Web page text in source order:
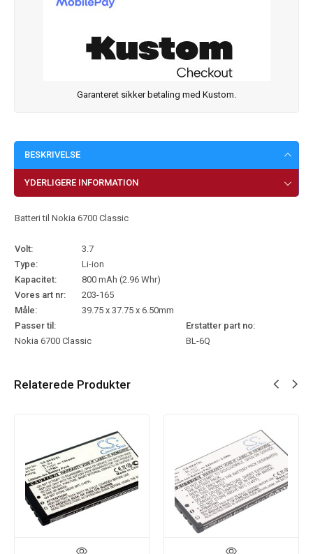
Garanteret sikker betaling med Kustom.
BESKRIVELSE
YDERLIGERE INFORMATION
Batteri til Nokia 6700 Classic
Volt:
3.7
Type:
Li-ion
Kapacitet:
800 mAh (2.96 Whr)
Vores art nr:
203-165
Måle:
39.75 x 37.75 x 6.50mm
Passer til:
Erstatter part no:
Nokia 6700 Classic
BL-6Q
Relaterede Produkter